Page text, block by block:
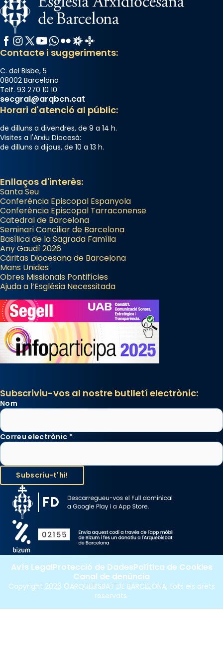
Manuel Blanch, amb aire d’òpera
italianitzant; s’interpreta per privilegi
pontifici, amb orquestra i cor, i té una
duració aproximada de tres hores. Després,
processó (recuperada el 1972) al voltant
del temple amb les relíquies de les santes.
Des de 1985 hi participa també un grup de
diablesses amb música i ball propis. Festa
gran a Mataró.
Santes a Mataró»🥵.
Photo
Facebook
Instagram
X / Twitter
YouTube
WhatsApp
FlickrRadio Estel
Catalunya Cristiana
Contacte i suggeriments:
C. del Bisbe, 5
08002 Barcelona
Telf. 93 270 10 10
secgral@arqbcn.cat
Horari d'atenció al públic:
de dilluns a divendres, de 9 a 14 h.
Visites a l'Arxiu Diocesà:
de dilluns a dijous, de 10 a 13 h.
Enllaços d'interès:
Santa Seu
Conferència Episcopal Espanyola
Conferència Episcopal Tarraconense
Catedral de Barcelona
Seminari Conciliar de Barcelona
Basílica de la Sagrada Família
Any Gaudí 2026
Càritas Diocesana de Barcelona
Mans Unides
Obres Missionals Pontifícies
Ajuda a l’Església Necessitada
Subscriviu-vos al nostre butlletí electrònic:
Nom
Correu electrònic *
Copyright 2026 ©ARQUEBISBAT DE BARCELONA, tots els drets
reservats.
Avís LegalProtecció de DadesPolítica de Cookies
Canal de denúncia